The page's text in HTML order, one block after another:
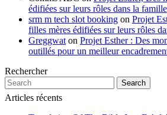
édifiées sur leurs rôles dans la famille
srm m tech slot booking on Projet
filles mères édifiées sur leurs rôles
Greggwat on Projet Esther : Des
outillés pour un meilleur
Rechercher
Search
Articles récents